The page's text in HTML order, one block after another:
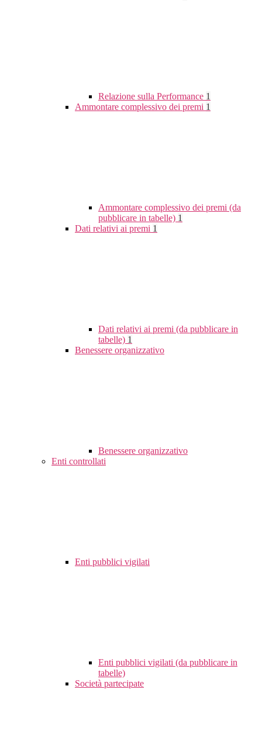
Relazione sulla Performance 1
Ammontare complessivo dei premi 1
Ammontare complessivo dei premi (da
pubblicare in tabelle) 1
Dati relativi ai premi 1
Dati relativi ai premi (da pubblicare in
tabelle) 1
Benessere organizzativo
Benessere organizzativo
Enti controllati
Enti pubblici vigilati
Enti pubblici vigilati (da pubblicare in
tabelle)
Società partecipate